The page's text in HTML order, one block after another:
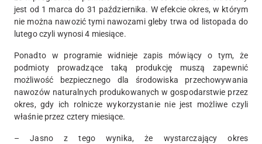
jest od 1 marca do 31 października. W efekcie okres, w którym
nie można nawozić tymi nawozami gleby trwa od listopada do
lutego czyli wynosi 4 miesiące.
Ponadto w programie widnieje zapis mówiący o tym, że
podmioty prowadzące taką produkcję muszą zapewnić
możliwość bezpiecznego dla środowiska przechowywania
nawozów naturalnych produkowanych w gospodarstwie przez
okres, gdy ich rolnicze wykorzystanie nie jest możliwe czyli
właśnie przez cztery miesiące.
– Jasno z tego wynika, że wystarczający okres